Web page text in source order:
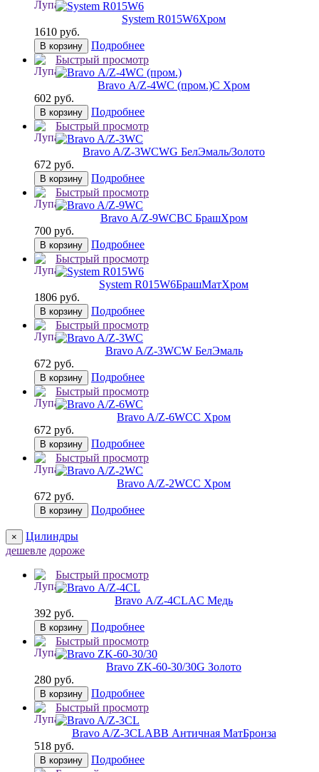
System R015W6Хром
1610 руб.
В корзину
Подробнее
Быстрый просмотр
Bravo А/Z-4WC (пром.)C Хром
602 руб.
В корзину
Подробнее
Быстрый просмотр
Bravo A/Z-3WCWG БелЭмаль/Золото
672 руб.
В корзину
Подробнее
Быстрый просмотр
Bravo A/Z-9WCBС БрашХром
700 руб.
В корзину
Подробнее
Быстрый просмотр
System R015W6БрашМатХром
1806 руб.
В корзину
Подробнее
Быстрый просмотр
Bravo A/Z-3WCW БелЭмаль
672 руб.
В корзину
Подробнее
Быстрый просмотр
Bravo A/Z-6WCC Хром
672 руб.
В корзину
Подробнее
Быстрый просмотр
Bravo A/Z-2WCC Хром
672 руб.
В корзину Подробнее
×
Цилиндры
дешевле дороже
Быстрый просмотр
Bravo А/Z-4CLAC Медь
392 руб.
В корзину
Подробнее
Быстрый просмотр
Bravo ZK-60-30/30G Золото
280 руб.
В корзину
Подробнее
Быстрый просмотр
Bravo A/Z-3CLABB Античная МатБронза
518 руб.
В корзину
Подробнее